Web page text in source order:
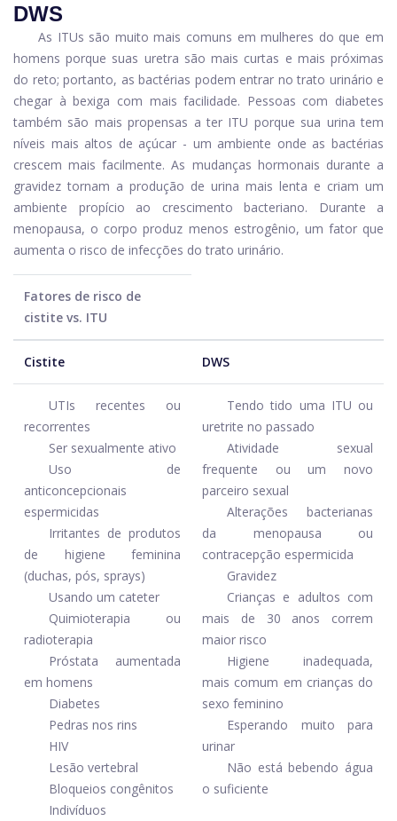
DWS
As ITUs são muito mais comuns em mulheres do que em
homens porque suas uretra são mais curtas e mais próximas
do reto; portanto, as bactérias podem entrar no trato urinário e
chegar à bexiga com mais facilidade. Pessoas com diabetes
também são mais propensas a ter ITU porque sua urina tem
níveis mais altos de açúcar - um ambiente onde as bactérias
crescem mais facilmente. As mudanças hormonais durante a
gravidez tornam a produção de urina mais lenta e criam um
ambiente propício ao crescimento bacteriano. Durante a
menopausa, o corpo produz menos estrogênio, um fator que
aumenta o risco de infecções do trato urinário.
Fatores de risco de
cistite vs. ITU
Cistite DWS
UTIs recentes ou
recorrentes
Ser sexualmente ativo
Uso de
anticoncepcionais
espermicidas
Irritantes de produtos
de higiene feminina
(duchas, pós, sprays)
Usando um cateter
Quimioterapia ou
radioterapia
Próstata aumentada
em homens
Diabetes
Pedras nos rins
HIV
Lesão vertebral
Bloqueios congênitos
Indivíduos
Tendo tido uma ITU ou
uretrite no passado
Atividade sexual
frequente ou um novo
parceiro sexual
Alterações bacterianas
da menopausa ou
contracepção espermicida
Gravidez
Crianças e adultos com
mais de 30 anos correm
maior risco
Higiene inadequada,
mais comum em crianças do
sexo feminino
Esperando muito para
urinar
Não está bebendo água
o suficiente